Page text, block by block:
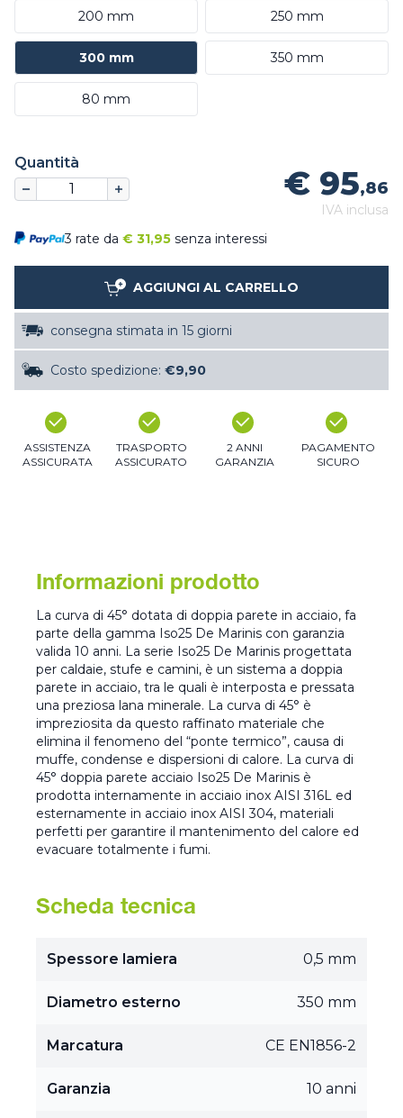
200 mm 250 mm
300 mm 350 mm
80 mm
Quantità
€ 95,86
IVA inclusa
3 rate da € 31,95 senza interessi
AGGIUNGI AL CARRELLO
consegna stimata in 15 giorni
Costo spedizione: €9,90
ASSISTENZA
ASSICURATA
TRASPORTO
ASSICURATO
2 ANNI
GARANZIA
PAGAMENTO
SICURO
Informazioni prodotto
La curva di 45° dotata di doppia parete in acciaio, fa
parte della gamma Iso25 De Marinis con garanzia
valida 10 anni. La serie Iso25 De Marinis progettata
per caldaie, stufe e camini, è un sistema a doppia
parete in acciaio, tra le quali è interposta e pressata
una preziosa lana minerale. La curva di 45° è
impreziosita da questo raffinato materiale che
elimina il fenomeno del “ponte termico”, causa di
muffe, condense e dispersioni di calore. La curva di
45° doppia parete acciaio Iso25 De Marinis è
prodotta internamente in acciaio inox AISI 316L ed
esternamente in acciaio inox AISI 304, materiali
perfetti per garantire il mantenimento del calore ed
evacuare totalmente i fumi.
Scheda tecnica
Spessore lamiera 0,5 mm
Diametro esterno 350 mm
Marcatura CE EN1856-2
Garanzia 10 anni